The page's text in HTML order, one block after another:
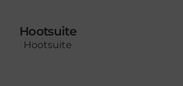
Hootsuite
Hootsuite